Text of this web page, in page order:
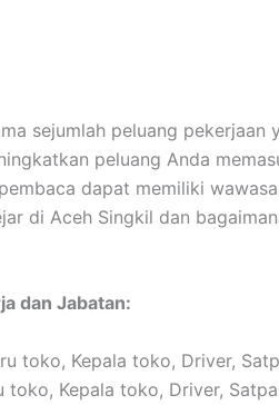
sejumlah peluang pekerjaan
peluang Anda
dapat memiliki
di Aceh Singkil dan
dan Jabatan:
toko, Kepala toko, Driver,
toko, Kepala toko, Driver,